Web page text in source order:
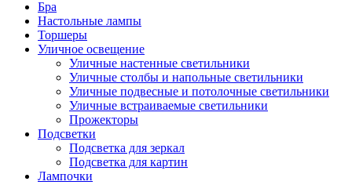
Бра
Настольные лампы
Торшеры
Уличное освещение
Уличные настенные светильники
Уличные столбы и напольные светильники
Уличные подвесные и потолочные светильники
Уличные встраиваемые светильники
Прожекторы
Подсветки
Подсветка для зеркал
Подсветка для картин
Лампочки